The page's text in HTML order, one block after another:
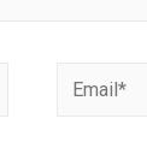
Email*